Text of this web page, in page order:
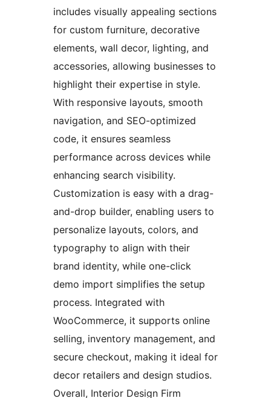
includes visually appealing sections
for custom furniture, decorative
elements, wall decor, lighting, and
accessories, allowing businesses to
highlight their expertise in style.
With responsive layouts, smooth
navigation, and SEO-optimized
code, it ensures seamless
performance across devices while
enhancing search visibility.
Customization is easy with a drag-
and-drop builder, enabling users to
personalize layouts, colors, and
typography to align with their
brand identity, while one-click
demo import simplifies the setup
process. Integrated with
WooCommerce, it supports online
selling, inventory management, and
secure checkout, making it ideal for
decor retailers and design studios.
Overall, Interior Design Firm